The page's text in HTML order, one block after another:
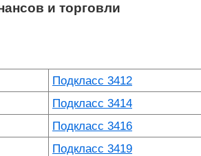
и торговли
Подкласс 3412
Подкласс 3414
Подкласс 3416
Подкласс 3419